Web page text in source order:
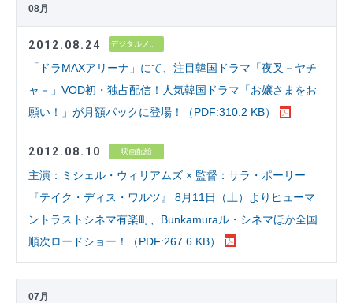
08月
2012.08.24 デジタルメディア
「ドラMAXアリーナ」にて、注目韓国ドラマ「夜叉－ヤチ
ャ－」VOD初・独占配信！人気韓国ドラマ「お嬢さまをお
願い！」が月額パックに登場！（PDF:310.2 KB）
2012.08.10 映画配給
主演：ミシェル・ウィリアムズ × 監督：サラ・ポーリー
『テイク・ディス・ワルツ』 8月11日（土）よりヒューマ
ントラストシネマ有楽町、Bunkamuraル・シネマほか全国
順次ロードショー！（PDF:267.6 KB）
07月